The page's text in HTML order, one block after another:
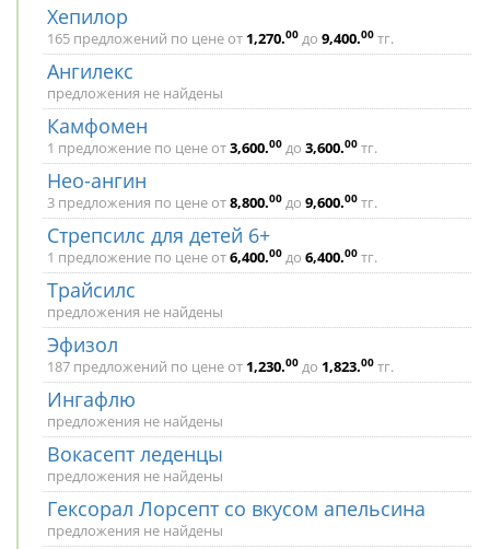
Хепилор
165 предложений по цене от 1,270.00 до 9,400.00 тг.
Ангилекс
предложения не найдены
Камфомен
1 предложение по цене от3,600.00 до 3,600.00 тг.
Нео-ангин
3 предложения по цене от8,800.00 до 9,600.00 тг.
Стрепсилс для детей 6+
1 предложение по цене от6,400.00 до 6,400.00 тг.
Трайсилс
предложения не найдены
Эфизол
187 предложений по цене от 1,230.00 до 1,823.00 тг.
Ингафлю
предложения не найдены
Вокасепт леденцы
предложения не найдены
Гексорал Лорсепт со вкусом апельсина
предложения не найдены